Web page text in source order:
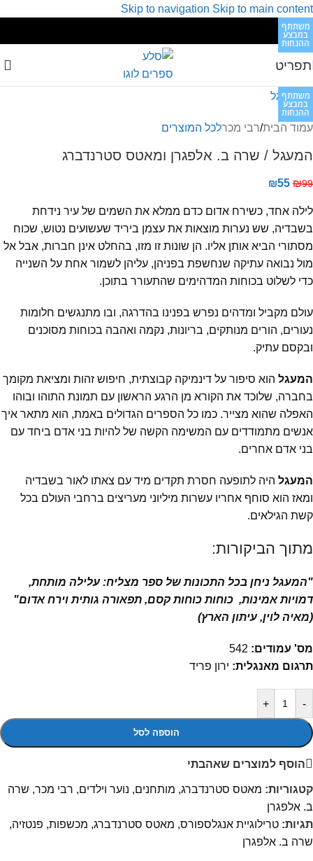
Skip to navigation Skip to main content
תפריט
משתתף
במבצע
ההנחות
עמוד הבית/רבי מכרלכל המוצרים
המעגל / שרה ב. אלפגרן ומאטס סטרנדברג
₪99
₪55
לילה אחד, כשירח אדום כדם ממלא את השמים של עיר נידחת
בשבדיה, שש נערות מוצאות את עצמן ביריד שעשועים נטוש, שכוח
מסתורי הביא אותן אליו. הן שונות זו מזו, בהחלט אינן חברות, אבל אל
מול נבואה עתיקה שנחשפת בפניהן, עליהן לשמור אחת על השנייה
כדי לשלוט בכוחות המדהימים שהתעורר בתוכן.
עולם מקביל ומדהים נפרש בפנינו בהדרגה, ובו מתנגשים חלומות
נעורים, הורים מנותקים, בריונות, נקמה ואהבה בכוחות מסוכנים
ובקסם עתיק.
המעגל הוא סיפור על דינמיקה קבוצתית, חיפוש זהות ומציאת מקומך
בחברה, שלוכד את הקורא מן הרגע הראשון עם תמונת התוהו ובוהו
האפלה שהוא מצייר. כמו כל הספרים הגדולים באמת, הוא מתאר איך
אנשים מתמודדים עם המשימה הקשה של להיות בני אדם ביחד עם
בני אדם אחרים.
המעגל היה לתופעה חסרת תקדים מיד עם צאתו לאור בשבדיה
ומאז הוא סוחף אחריו עשרות מיליוני מעריצים ברחבי העולם בכל
קשת הגילאים.
מתוך הביקורות:
"המעגל ניחן בכל התכונות של ספר מצליח: עלילה מותחת,
דמויות אמינות, כוחות כוחות קסם, תפאורה גותית וירח אדום"
(מאיה לוין, עיתון הארץ)
מס' עמודים:
תרגום מאנגלית: ירון פריד
-
+
הוספה לסל
הוסף למוצרים שאהבתי
קטגוריות: מאטס סטרנדברג, מותחנים, נוער וילדים, רבי מכר, שרה
ב. אלפגרן
תגיות: טרילוגיית אנגלספורס, מאטס סטרנדברג, מכשפות, פנטזיה,
שרה ב. אלפגרן
משתתף
במבצע
ההנחות
משתתף
במבצע
ההנחות
משתתף
במבצע
ההנחות
משתתף
במבצע
ההנחות
משתתף
במבצע
ההנחות
משתתף
במבצע
ההנחות
משתתף
במבצע
ההנחות
משתתף
במבצע
ההנחות